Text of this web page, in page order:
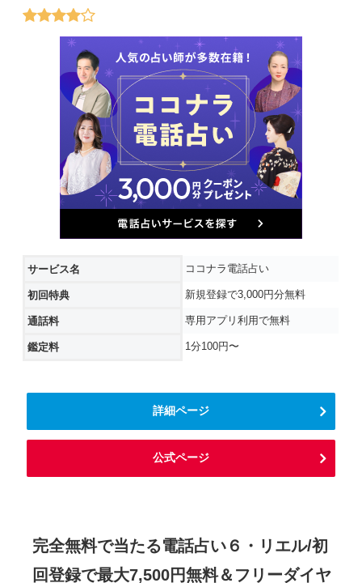
サービス名 ココナラ電話占い
初回特典 新規登録で3,000円分無料
通話料 専用アプリ利用で無料
鑑定料 1分100円〜
詳細ページ
公式ページ
完全無料で当たる電話占い６・リエル/初
回登録で最大7,500円無料＆フリーダイヤ